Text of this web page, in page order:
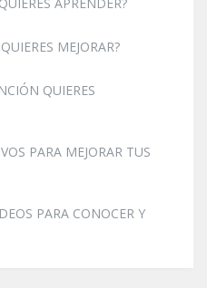
MEJORAR?
QUIERES
PARA MEJORAR TUS
PARA CONOCER Y